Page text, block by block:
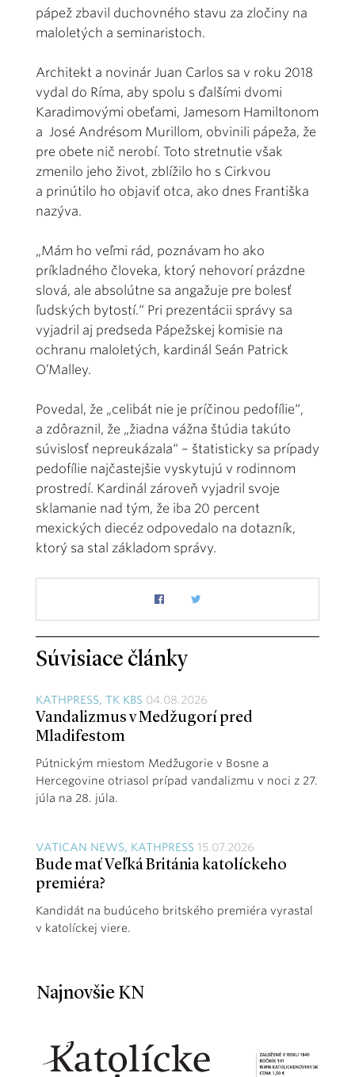
pápež zbavil duchovného stavu za zločiny na
maloletých a seminaristoch.
Architekt a novinár Juan Carlos sa v roku 2018
vydal do Ríma, aby spolu s ďalšími dvomi
Karadimovými obeťami, Jamesom Hamiltonom
a José Andrésom Murillom, obvinili pápeža, že
pre obete nič nerobí. Toto stretnutie však
zmenilo jeho život, zblížilo ho s Cirkvou
a prinútilo ho objaviť otca, ako dnes Františka
nazýva.
„Mám ho veľmi rád, poznávam ho ako
príkladného človeka, ktorý nehovorí prázdne
slová, ale absolútne sa angažuje pre bolesť
ľudských bytostí.“ Pri prezentácii správy sa
vyjadril aj predseda Pápežskej komisie na
ochranu maloletých, kardinál Seán Patrick
O’Malley.
Povedal, že „celibát nie je príčinou pedofílie“,
a zdôraznil, že „žiadna vážna štúdia takúto
súvislosť nepreukázala“ – štatisticky sa prípady
pedofílie najčastejšie vyskytujú v rodinnom
prostredí. Kardinál zároveň vyjadril svoje
sklamanie nad tým, že iba 20 percent
mexických diecéz odpovedalo na dotazník,
ktorý sa stal základom správy.
Súvisiace články
KATHPRESS, TK KBS 04.08.2026
Vandalizmus v Medžugorí pred
Mladifestom
Pútnickým miestom Medžugorie v Bosne a
Hercegovine otriasol prípad vandalizmu v noci z 27.
júla na 28. júla.
VATICAN NEWS, KATHPRESS 15.07.2026
Bude mať Veľká Británia katolíckeho
premiéra?
Kandidát na budúceho britského premiéra vyrastal
v katolíckej viere.
Najnovšie KN